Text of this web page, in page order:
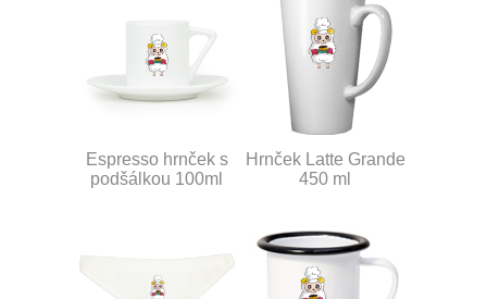
Espresso hrnček s
podšálkou 100ml
Hrnček Latte Grande
450 ml